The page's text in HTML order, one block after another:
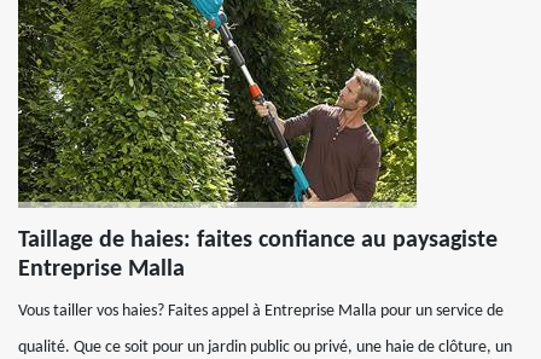
Taillage de haies: faites confiance au paysagiste
Entreprise Malla
Vous tailler vos haies? Faites appel à Entreprise Malla pour un service de
qualité. Que ce soit pour un jardin public ou privé, une haie de clôture, un